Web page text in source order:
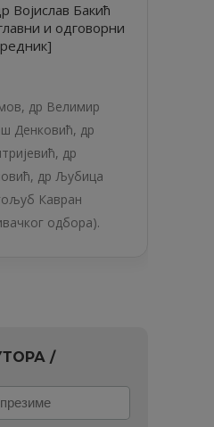
Војислав Бакић
и одговорни
др Велимир
Денковић, др
др
др Љубица
Кавран
одбора).
/